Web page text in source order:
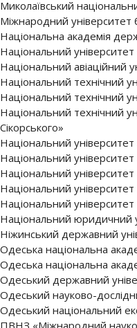
Миколаївський
Міжнародний університет
Національна академія
Національний
Національний авіаційний
Національний технічний
Національний технічний
Національний технічний
Сікорського»
Національний університет
Національний
Національний університет
Національний університет
Національний
Національний юридичний
Ніжинський державний
Одеська національна
Одеська національна
Одеський державний
Одеський науково-
Одеський національний
ПВНЗ «Міжнародний